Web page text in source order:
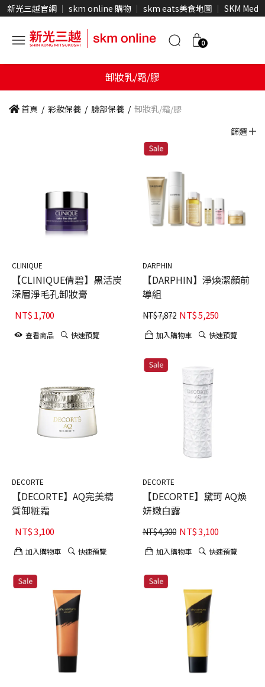
新光三越官網 skm online 購物 skm eats美食地圖 SKM Media
0
卸妝乳/霜/膠
首頁 / 彩妝保養 / 臉部保養 / 卸妝乳/霜/膠
篩選
CLINIQUE
【CLINIQUE倩碧】黑活炭
深層淨毛孔卸妝膏
NT$1,700
查看商品 快速預覽
DARPHIN
【DARPHIN】淨煥潔顏前
導組
NT$7,872 NT$5,250
加入購物車 快速預覽
DECORTE
【DECORTE】AQ完美精
質卸粧霜
NT$3,100
加入購物車 快速預覽
DECORTE
【DECORTE】黛珂 AQ煥
妍嫩白露
NT$4,300 NT$3,100
加入購物車 快速預覽